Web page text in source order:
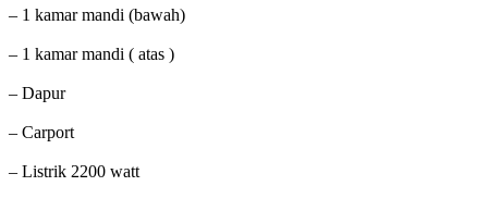
– 1 kamar mandi (bawah)
– 1 kamar mandi ( atas )
– Dapur
– Carport
– Listrik 2200 watt